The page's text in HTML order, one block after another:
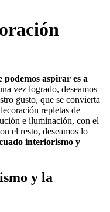
podemos aspirar es a
vez logrado, deseamos
gusto, que se convierta
repletas de
e iluminación, con el
el resto, deseamos lo
interiorismo y
y la